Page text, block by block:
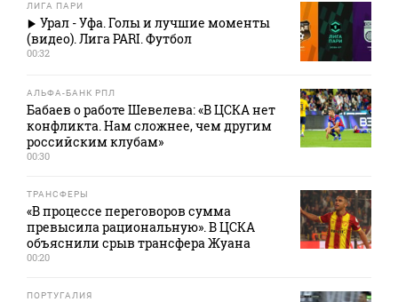
ЛИГА ПАРИ
Урал - Уфа. Голы и лучшие моменты
(видео). Лига PARI. Футбол
00:32
АЛЬФА-БАНК РПЛ
Бабаев о работе Шевелева: «В ЦСКА нет
конфликта. Нам сложнее, чем другим
российским клубам»
00:30
ТРАНСФЕРЫ
«В процессе переговоров сумма
превысила рациональную». В ЦСКА
объяснили срыв трансфера Жуана
00:20
ПОРТУГАЛИЯ